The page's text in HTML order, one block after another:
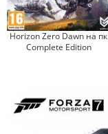
Horizon Zero Dawn на пк
Complete Edition